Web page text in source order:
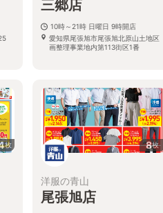
三郷店
10時～21時 日曜日 9時開店
愛知県尾張旭市尾張旭北原山土地区
画整理事業地内第113街区1番
枚 8枚
洋服の青山
尾張旭店